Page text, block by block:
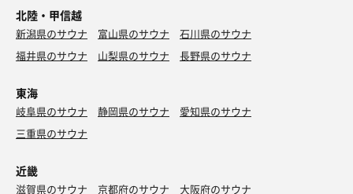
北陸・甲信越
新潟県のサウナ 富山県のサウナ
石川県のサウナ
福井県のサウナ
山梨県のサウナ 長野県のサウナ
東海
岐阜県のサウナ 静岡県のサウナ
愛知県のサウナ
三重県のサウナ
近畿
滋賀県のサウナ 京都府のサウナ 大阪府のサウナ